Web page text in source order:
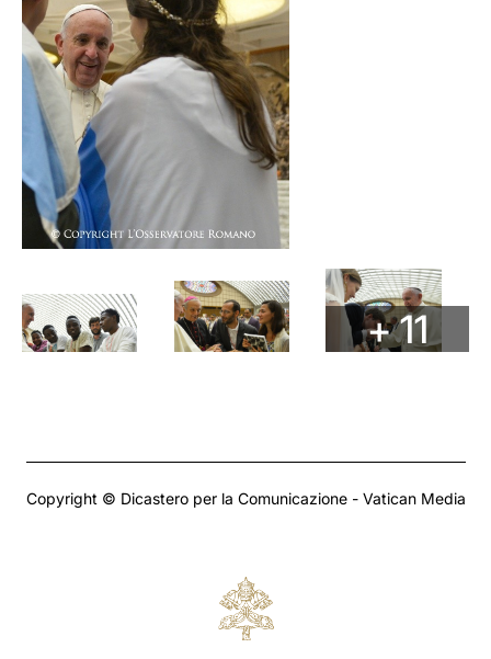
+ 11
Copyright © Dicastero per la Comunicazione - Vatican Media